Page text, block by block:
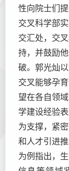
性向院士们
交叉科学部
交汇处，交
持，并鼓励
破。郭光灿
交叉能够孕
望在各自领
学建设经验
为支撑，紧
和人才引进
为例指出，